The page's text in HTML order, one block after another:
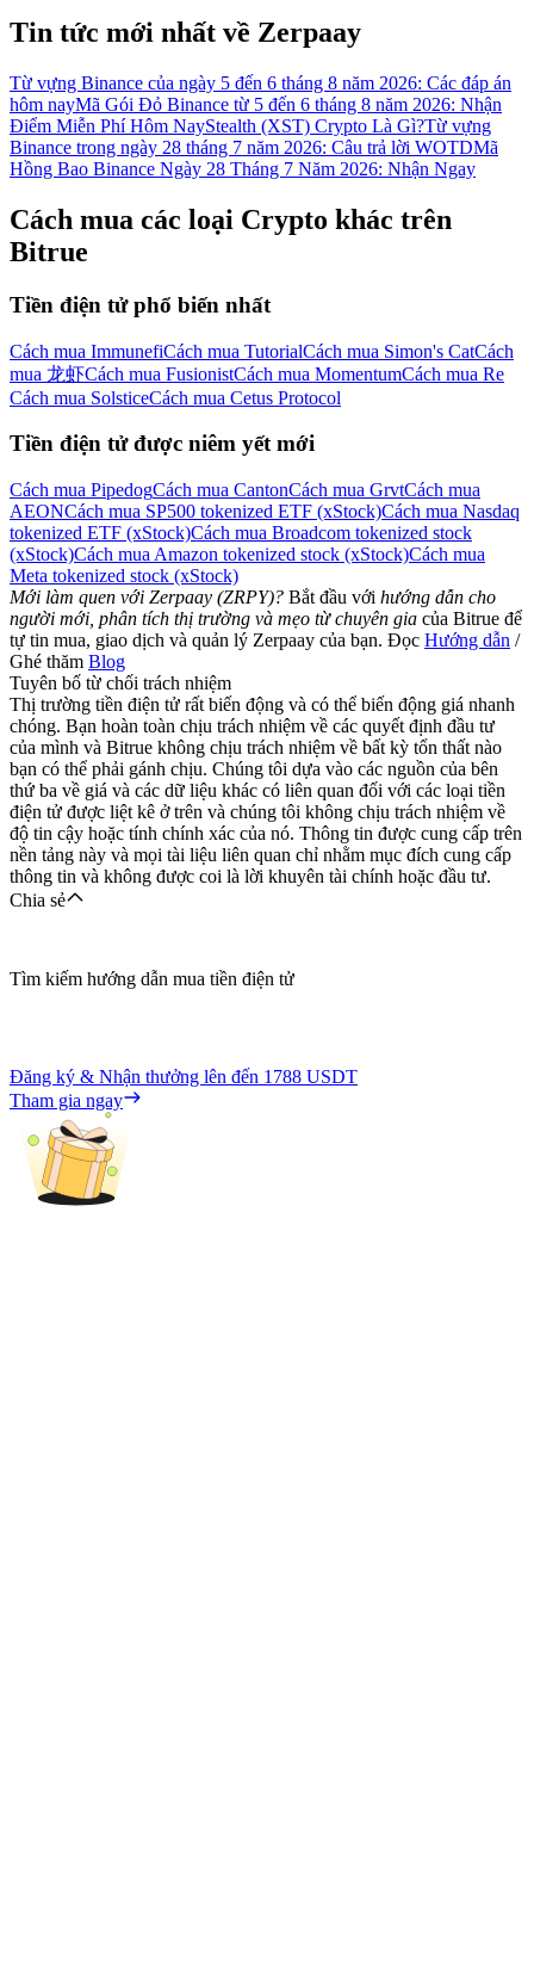
Đăng nhập Đăng ký
Đăng nhập
Bitrue
Tin tức mới nhất về Zerpaay
Từ vựng Binance của ngày 5 đến 6 tháng 8 năm 2026: Các đáp án
hôm nayMã Gói Đỏ Binance từ 5 đến 6 tháng 8 năm 2026: Nhận
Điểm Miễn Phí Hôm NayStealth (XST) Crypto Là Gì?Từ vựng
Binance trong ngày 28 tháng 7 năm 2026: Câu trả lời WOTDMã
Hồng Bao Binance Ngày 28 Tháng 7 Năm 2026: Nhận Ngay
Cách mua các loại Crypto khác trên
Bitrue
Tiền điện tử phổ biến nhất
Cách mua ImmunefiCách mua TutorialCách mua Simon's CatCách
mua 龙虾Cách mua FusionistCách mua MomentumCách mua Re
Cách mua SolsticeCách mua Cetus Protocol
Tiền điện tử được niêm yết mới
Cách mua PipedogCách mua CantonCách mua GrvtCách mua
AEONCách mua SP500 tokenized ETF (xStock)Cách mua Nasdaq
tokenized ETF (xStock)Cách mua Broadcom tokenized stock
(xStock)Cách mua Amazon tokenized stock (xStock)Cách mua
Meta tokenized stock (xStock)
Mới làm quen với Zerpaay (ZRPY)? Bắt đầu với hướng dẫn cho
người mới, phân tích thị trường và mẹo từ chuyên gia của Bitrue để
tự tin mua, giao dịch và quản lý Zerpaay của bạn. Đọc Hướng dẫn /
Ghé thăm Blog
Tuyên bố từ chối trách nhiệm
Thị trường tiền điện tử rất biến động và có thể biến động giá nhanh
chóng. Bạn hoàn toàn chịu trách nhiệm về các quyết định đầu tư
của mình và Bitrue không chịu trách nhiệm về bất kỳ tổn thất nào
bạn có thể phải gánh chịu. Chúng tôi dựa vào các nguồn của bên
thứ ba về giá và các dữ liệu khác có liên quan đối với các loại tiền
điện tử được liệt kê ở trên và chúng tôi không chịu trách nhiệm về
độ tin cậy hoặc tính chính xác của nó. Thông tin được cung cấp trên
nền tảng này và mọi tài liệu liên quan chỉ nhằm mục đích cung cấp
thông tin và không được coi là lời khuyên tài chính hoặc đầu tư.
Chia sẻ
Tìm kiếm hướng dẫn mua tiền điện tử
Đăng ký & Nhận thưởng lên đến 1788 USDT
Tham gia ngay